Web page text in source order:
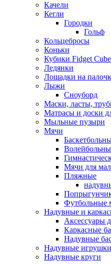
Качели
Кегли
Городки
Гольф
Кольцебросы
Коньки
Кубики Fidget Cube
Ледянки
Лошадки на
Лыжи
Сноуборд
Маски, ласты,
Матрасы и доски
Мыльные пузыри
Мячи
Мячи для
Пляжные
Футбольные
Надувные и
Аксессуары
Каркасные
Надувные
Надувные игрушки
Надувные круги